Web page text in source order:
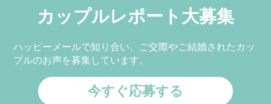
カップルレポート大募集
ハッピーメールで知り合い、ご交際やご結婚されたカッ
プルのお声を募集しています。
今すぐ応募する